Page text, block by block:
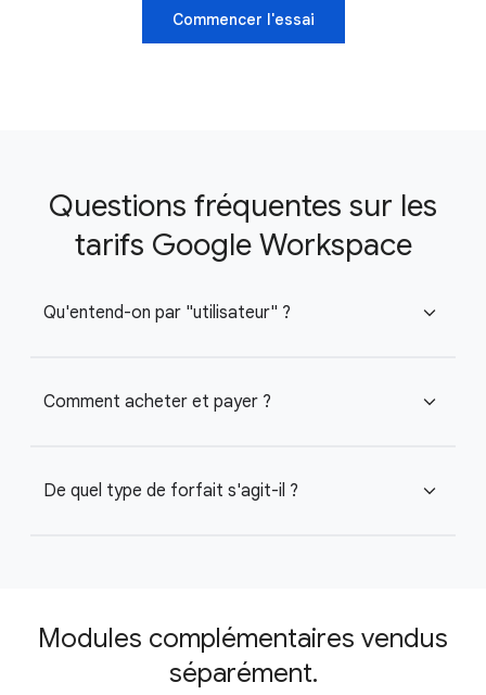
Commencer l'essai
Questions fréquentes sur les
tarifs Google Workspace
Qu'entend-on par "utilisateur" ? expand_more
Comment acheter et payer ? expand_more
De quel type de forfait s'agit-il ? expand_more
Modules complémentaires vendus
séparément.